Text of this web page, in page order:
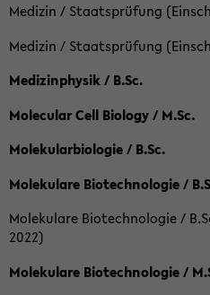
Medizin / Staatsprüfung
Medizin / Staatsprüfung
Medizinphysik / B.Sc.
Molecular Cell Biology / M.Sc.
Molekularbiologie / B.Sc.
Molekulare Biotechnologie /
Molekulare Biotechnologie /
2022)
Molekulare Biotechnologie /